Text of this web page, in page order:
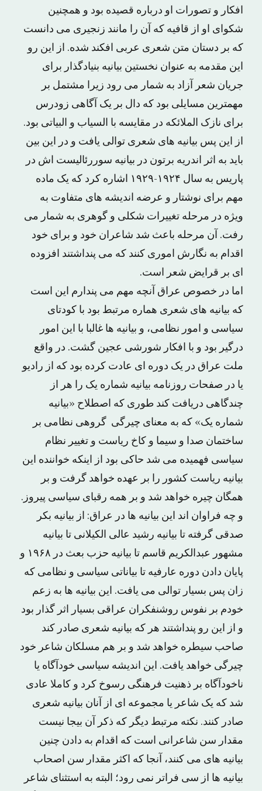
افکار و تصورات او درباره قصیده بود و همچنین
شکوای او از قافیه که آن را مانند زنجیری می دانست
که بر دستان متن شعری عربی افکند شده. از این رو
این مقدمه به عنوان نخستین بیانیه بنیادگذار برای
جریان شعر آزاد به شمار می رود زیرا مشتمل بر
مهمترین مسایلی بود که دال بر یک آگاهی زودرس
برای نازک الملائکه در مقایسه با السیاب و البیاتی بود.
از این پس بیانیه های شعری توالی یافت و در این بین
باید به اثر اندریه برتون در بیانیه سوررئالیست اش در
پاریس به سال ۱۹۲۴-۱۹۲۹ اشاره کرد که یک ماده
مهم برای نوشتار و عرضه اندیشه های متفاوت به
ویژه در مرحله تغییرات شکلی و گوهری به شمار می
رفت. آن مرحله باعث شد شاعران خود و برای خود
اقدام به نگارش اموری کنند که می پنداشتند افزوده
ای بر قرایض شعر است.
اما در خصوص عراق آنچه مهم می پندارم این است
که بیانیه های شعری هماره مرتبط بود با کودتای
سیاسی و امور نظامی، و بیانیه ها غالبا با این امور
درگیر بود و با افکار شورشی عجین گشت. در واقع
ملت عراق در یک دوره ای عادت کرده بود که از رادیو
یا در صفحات روزنامه بیانیه شماره یک را هر از
چندگاهی دریافت کند طوری که اصطلاح «بیانیه
شماره یک» که به معنای چیرگی گروهی نظامی بر
ساختمان صدا و سیما و کاخ ریاست و تغییر نظام
سیاسی فهمیده می شد حاکی بود از اینکه خواننده این
بیانیه ریاست کشور را بر عهده خواهد گرفت و بر
همگان چیره خواهد شد و بر همه رقبای سیاسی پیروز.
و چه فراوان اند این بیانیه ها در عراق: از بیانیه بکر
صدقی گرفته تا بیانیه رشید عالی الکیلانی تا بیانیه
مشهور عبدالکریم قاسم تا بیانیه حزب بعث در ۱۹۶۸ و
پایان دادن دوره عارفیه تا بیاناتی سیاسی و نظامی که
زان پس بسیار توالی می یافت. این بیانیه ها به زعم
خودم بر نفوس روشنفکران عراقی بسیار اثر گذار بود
و از این رو پنداشتند هر که بیانیه شعری صادر کند
صاحب سیطره خواهد شد و بر هم مسلکان شاعر خود
چیرگی خواهد یافت. این اندیشه سیاسی خودآگاه یا
ناخودآگاه بر ذهنیت فرهنگی رسوخ کرد و کاملا عادی
شد که یک شاعر یا مجموعه ای از آنان بیانیه شعری
صادر کنند. نکته مرتبط دیگر که ذکر آن بیجا نیست
مقدار سن شاعرانی است که اقدام به دادن چنین
بیانیه های می کنند، آنجا که اکثر مقدار سن اصحاب
بیانیه ها از سی فراتر نمی رود؛ البته به استثنای شاعر